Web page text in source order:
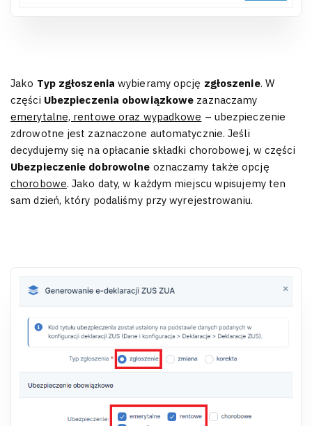
Jako Typ zgłoszenia wybieramy opcję zgłoszenie. W
części Ubezpieczenia obowiązkowe zaznaczamy
emerytalne, rentowe oraz wypadkowe – ubezpieczenie
zdrowotne jest zaznaczone automatycznie. Jeśli
decydujemy się na opłacanie składki chorobowej, w części
Ubezpieczenie dobrowolne oznaczamy także opcję
chorobowe. Jako daty, w każdym miejscu wpisujemy ten
sam dzień, który podaliśmy przy wyrejestrowaniu.